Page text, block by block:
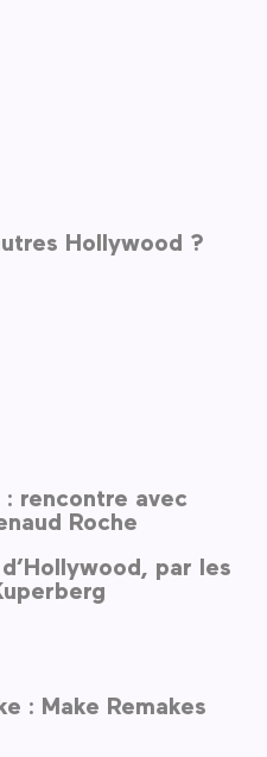
Hollywood ?
: rencontre avec
Roche
par les
: Make Remakes